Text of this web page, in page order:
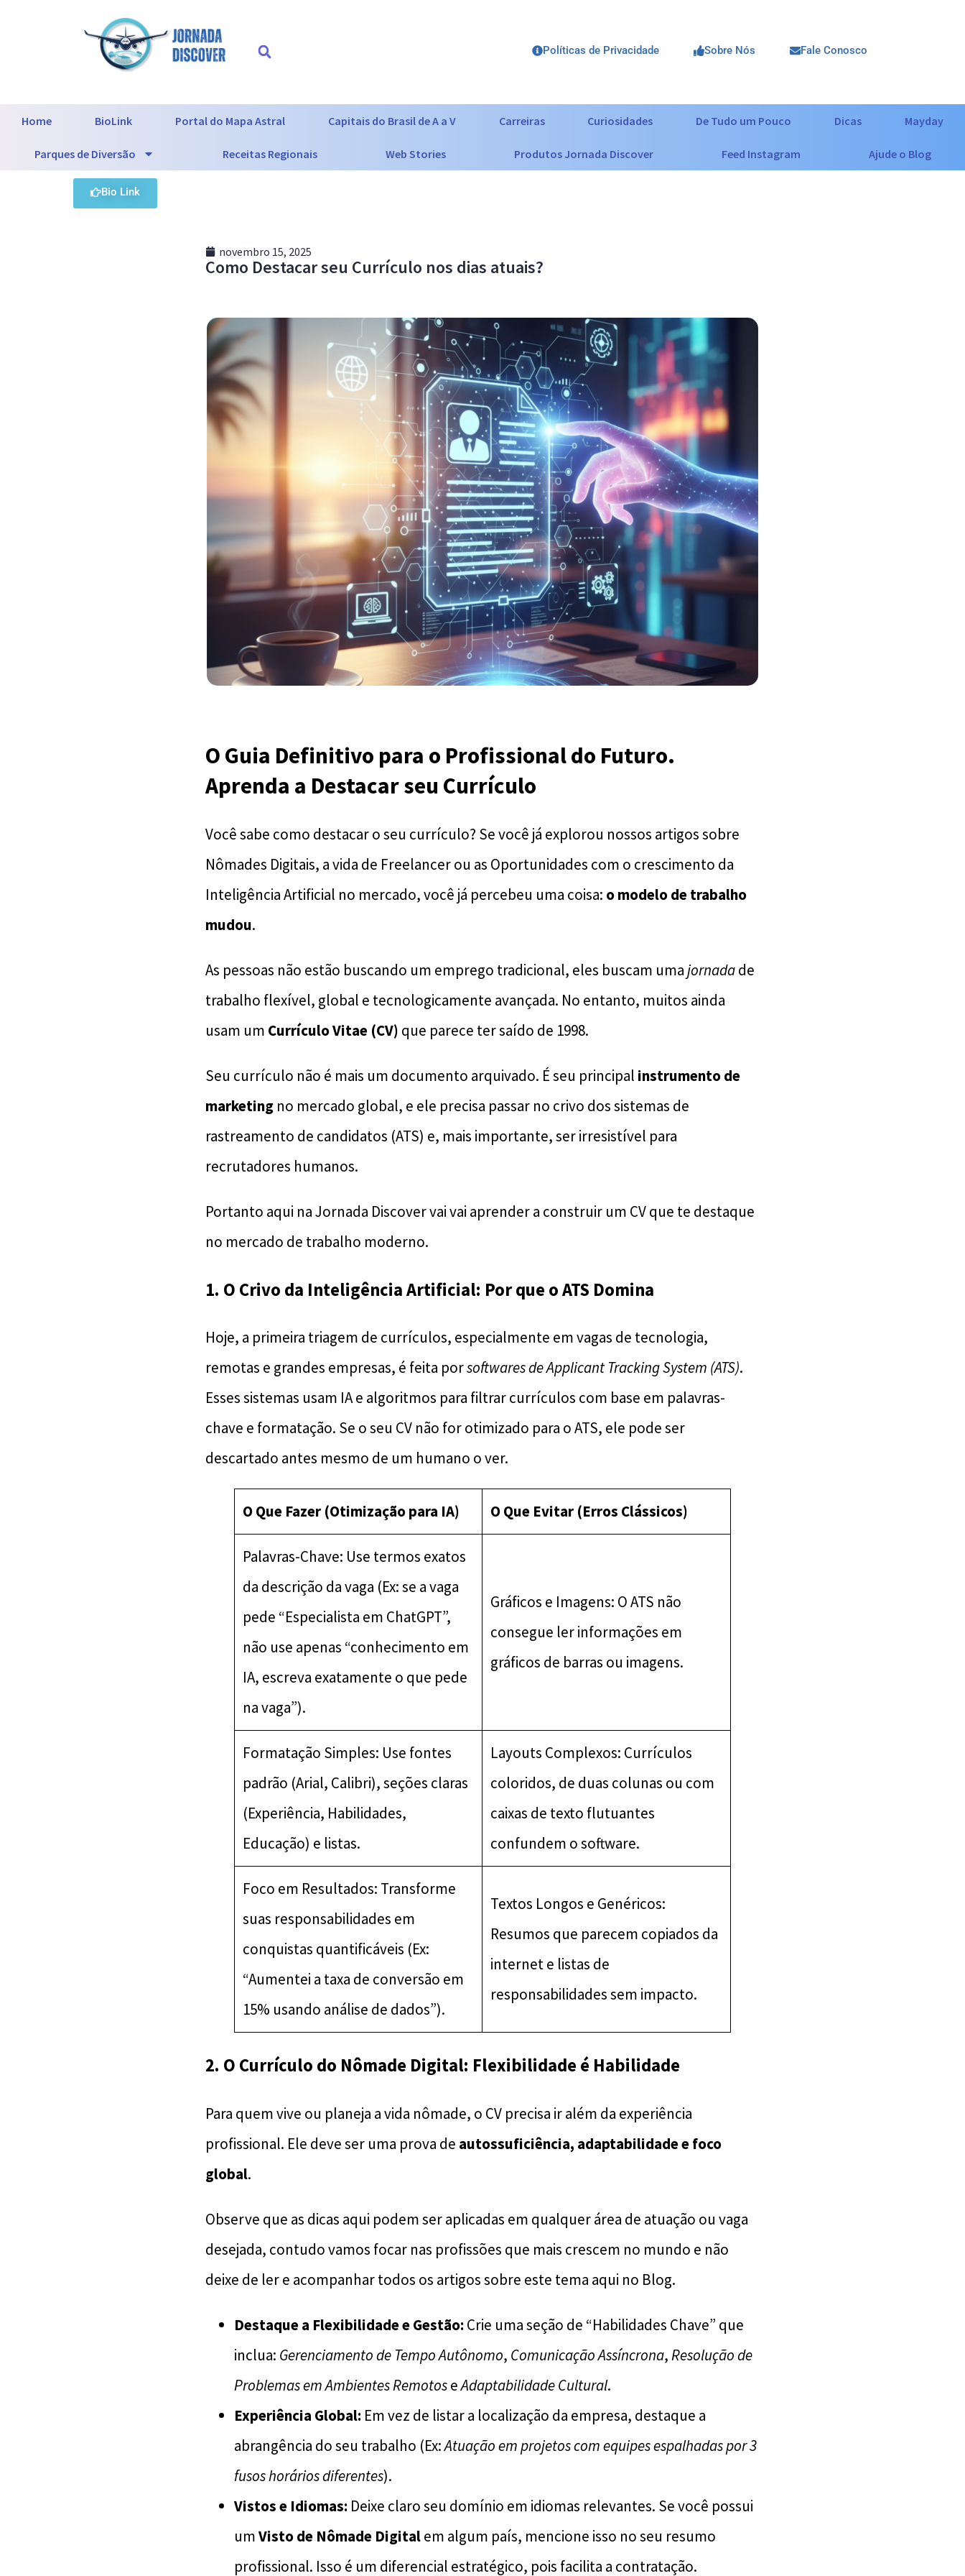
Políticas de Privacidade Sobre Nós Fale Conosco
Home BioLink Portal do Mapa Astral Capitais do Brasil de A a V Carreiras Curiosidades De Tudo um Pouco Dicas Mayday
Parques de Diversão Receitas Regionais Web Stories Produtos Jornada Discover Feed Instagram Ajude o Blog
Bio Link
novembro 15, 2025
Como Destacar seu Currículo nos dias atuais?
O Guia Definitivo para o Profissional do Futuro.
Aprenda a Destacar seu Currículo
Você sabe como destacar o seu currículo? ​Se você já explorou nossos artigos sobre
Nômades Digitais, a vida de Freelancer ou as Oportunidades com o crescimento da
Inteligência Artificial no mercado, você já percebeu uma coisa: o modelo de trabalho
mudou.
​As pessoas não estão buscando um emprego tradicional, eles buscam umajornadade
trabalho flexível, global e tecnologicamente avançada. No entanto, muitos ainda
usam um Currículo Vitae (CV) que parece ter saído de 1998.
​Seu currículo não é mais um documento arquivado. É seu principal instrumento de
marketing no mercado global, e ele precisa passar no crivo dos sistemas de
rastreamento de candidatos (ATS) e, mais importante, ser irresistível para
recrutadores humanos.
​Portanto aqui na Jornada Discover vai vai aprender a construir um CV que te destaque
no mercado de trabalho moderno.
1. O Crivo da Inteligência Artificial: Por que o ATS Domina
​Hoje, a primeira triagem de currículos, especialmente em vagas de tecnologia,
remotas e grandes empresas, é feita porsoftwares de Applicant Tracking System (ATS).
Esses sistemas usam IA e algoritmos para filtrar currículos com base em palavras-
chave e formatação. Se o seu CV não for otimizado para o ATS, ele pode ser
descartado antes mesmo de um humano o ver.
O Que Fazer (Otimização para IA) O Que Evitar (Erros Clássicos)
Palavras-Chave: Use termos exatos
da descrição da vaga (Ex: se a vaga
pede “Especialista em ChatGPT”,
não use apenas “conhecimento em
IA, escreva exatamente o que pede
na vaga”).
Gráficos e Imagens: O ATS não
consegue ler informações em
gráficos de barras ou imagens.
Formatação Simples: Use fontes
padrão (Arial, Calibri), seções claras
(Experiência, Habilidades,
Educação) e listas.
Layouts Complexos: Currículos
coloridos, de duas colunas ou com
caixas de texto flutuantes
confundem o software.
Foco em Resultados: Transforme
suas responsabilidades em
conquistas quantificáveis (Ex:
“Aumentei a taxa de conversão em
15% usando análise de dados”).
Textos Longos e Genéricos:
Resumos que parecem copiados da
internet e listas de
responsabilidades sem impacto.
2. O Currículo do Nômade Digital: Flexibilidade é Habilidade
​Para quem vive ou planeja a vida nômade, o CV precisa ir além da experiência
profissional. Ele deve ser uma prova de autossuficiência, adaptabilidade e foco
global.
Observe que as dicas aqui podem ser aplicadas em qualquer área de atuação ou vaga
desejada, contudo vamos focar nas profissões que mais crescem no mundo e não
deixe de ler e acompanhar todos os artigos sobre este tema aqui no Blog.
Destaque a Flexibilidade e Gestão: Crie uma seção de “Habilidades Chave” que
inclua: Gerenciamento de Tempo Autônomo, Comunicação Assíncrona,Resolução de
Problemas em Ambientes RemotoseAdaptabilidade Cultural.
Experiência Global: Em vez de listar a localização da empresa, destaque a
abrangência do seu trabalho (Ex:Atuação em projetos com equipes espalhadas por 3
fusos horários diferentes).
Vistos e Idiomas: Deixe claro seu domínio em idiomas relevantes. Se você possui
umVisto de Nômade Digitalem algum país, mencione isso no seu resumo
profissional. Isso é um diferencial estratégico, pois facilita a contratação.